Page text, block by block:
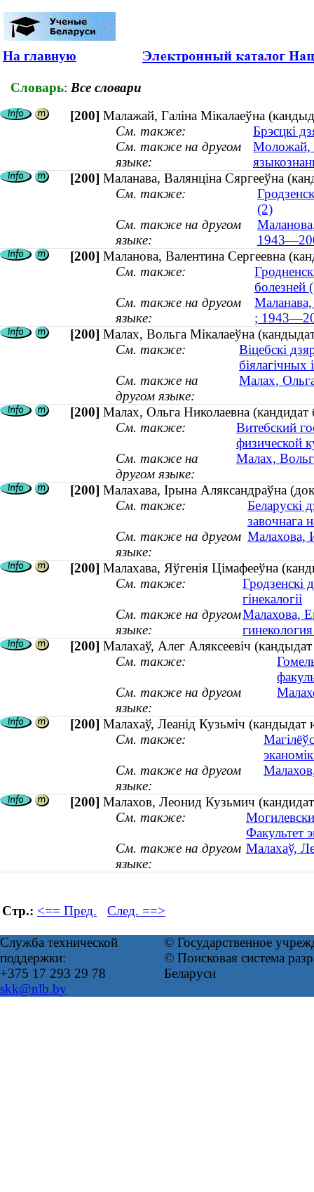
На главную
Словарь: Все словари
[200] Малажай, Галіна Мікалаеўна
См. также:
Брэсцкі
См. также на другом
языке:
Моложай,
[200] Маланава, Валянціна Сяргееўна
См. также:
(2)
См. также на другом
языке:
[200] Маланова, Валентина Сергеевна
См. также:
болезней
См. также на другом
языке:
;
[200] Малах, Вольга Мікалаеўна
См. также:
Віцебскі
біялагічных
См. также на
другом языке:
Малах,
[200] Малах, Ольга Николаевна
См. также:
Витебский
физической
См. также на
другом языке:
Малах,
[200] Малахава, Ірына Аляксандраўна
См. также:
Беларускі
завочнага
См. также на другом
языке:
Малахова,
[200] Малахава, Яўгенія Цімафееўна
См. также:
Гродзенскі
гінекалогіі
См. также на другом
языке:
Малахова,
[200] Малахаў, Алег Аляксеевіч
См. также:
См. также на другом
языке:
[200] Малахаў, Леанід Кузьміч
См. также:
См. также на другом
языке:
[200] Малахов, Леонид Кузьмич
См. также:
Факультет
См. также на другом
языке:
Малахаў,
Стр.: <== Пред. След. ==>
Служба технической
поддержки:
+375 17 293 29 78
skk@nlb.by
© Государственное
© Поисковая система
Беларуси